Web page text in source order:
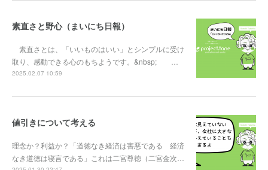
素直さと野心（まいにち日報）
素直さとは、「いいものはいい」とシンプルに受け
取り、感動できる心のもちようです。&nbsp; …
2025.02.07 10:59
値引きについて考える
理念か？利益か？「道徳なき経済は害悪である 経済
なき道徳は寝言である」これは二宮尊徳（二宮金次…